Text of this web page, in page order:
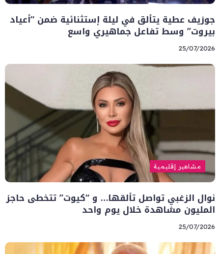
جوزيف عطية يتألق في ليلة إستثنائية ضمن “أعياد
بيروت” وسط تفاعل جماهيري واسع
25/07/2026
مشاهير إقليمية
نوال الزغبي تواصل تألقها… و “كيوت” تتخطى حاجز
المليون مشاهدة خلال يوم واحد
25/07/2026